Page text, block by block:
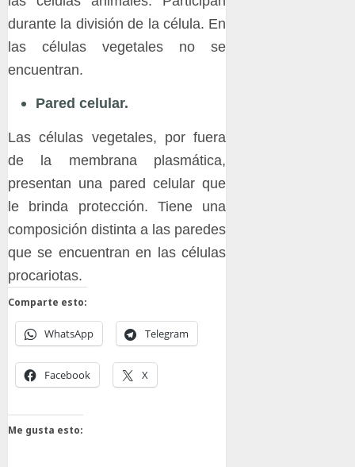
durante la división de la célula. En
las células vegetales no se
encuentran.
Pared celular.
Las células vegetales, por fuera
de la membrana plasmática,
presentan una pared celular que
le brinda protección. Tiene una
composición distinta a las paredes
que se encuentran en las células
procariotas.
Comparte esto:
WhatsApp Telegram
Facebook X
Me gusta esto: